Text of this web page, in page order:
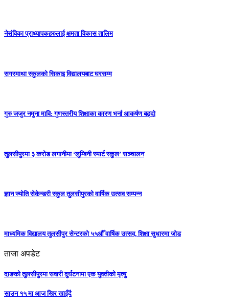
नेसंविका प्राध्यापकहरुलाई क्षमता विकास तालिम
सगरमाथा स्कुलको सिकाइ विद्यालयबाट घरसम्म
गुरु जजुर नमुना मावि: गुणस्तरीय शिक्षाका कारण भर्ना आकर्षण बढ्दो
तुलसीपुरमा ३ करोड लगानीमा ‘लुम्बिनी स्मार्ट स्कुल’ सञ्चालन
ज्ञान ज्योति सेकेन्डरी स्कुल तुलसीपुरको वार्षिक उत्सव सम्पन्न
माध्यमिक विद्यालय तुलसीपुर सेन्टरको ५५औँ वार्षिक उत्सव, शिक्षा सुधारमा जाेड
ताजा अपडेट
दाङको तुलसीपुरमा सवारी दुर्घटनामा एक युवतीको मृत्यु
साउन १५ मा आज खिर खाइँदै